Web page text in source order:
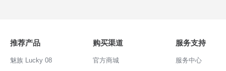
推荐产品
魅族 Lucky 08
购买渠道
官方商城
服务支持
服务中心